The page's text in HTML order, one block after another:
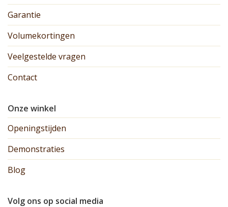
Garantie
Volumekortingen
Veelgestelde vragen
Contact
Onze winkel
Openingstijden
Demonstraties
Blog
Volg ons op social media